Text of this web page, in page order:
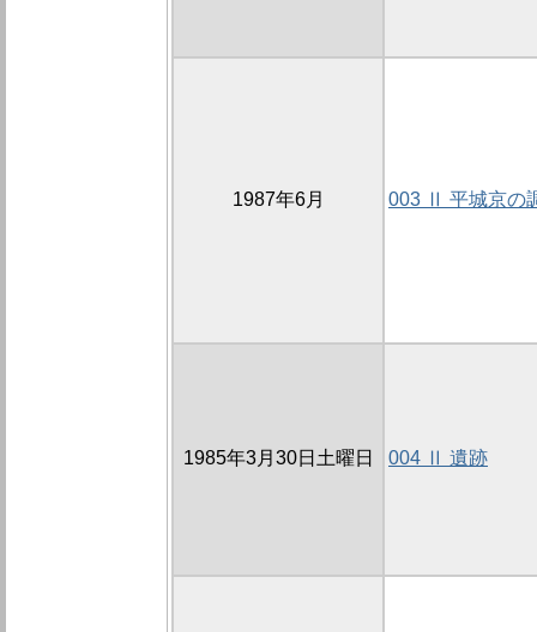
1987年6月 003 Ⅱ 平城京の
1985年3月30日土曜日 004 Ⅱ 遺跡